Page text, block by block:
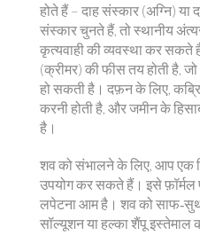
होते हैं – दाह संस्कार (अग्नि)
संस्कार चुनते हैं, तो स्थानीय
कृत्यवाही की व्यवस्था कर
(क्रीमर) की फीस तय होती है,
हो सकती है। दफ़न के लिए,
करनी होती है, और जमीन के
है।
शव को संभालने के लिए, आप एक
उपयोग कर सकते हैं। इसे फ़ॉर्मल
लपेटना आम है। शव को
सॉल्यूशन या हल्का शैंपू